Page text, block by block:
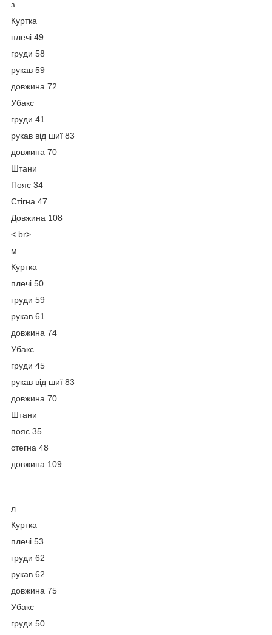
з
Куртка
плечі 49
груди 58
рукав 59
довжина 72
Убакс
груди 41
рукав від шиї 83
довжина 70
Штани
Пояс 34
Стігна 47
Довжина 108
< br>
м
Куртка
плечі 50
груди 59
рукав 61
довжина 74
Убакс
груди 45
рукав від шиї 83
довжина 70
Штани
пояс 35
стегна 48
довжина 109
л
Куртка
плечі 53
груди 62
рукав 62
довжина 75
Убакс
груди 50